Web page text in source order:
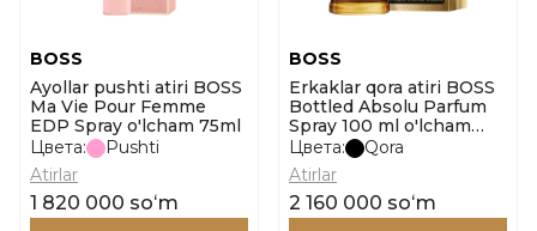
BOSS
Ayollar pushti atiri BOSS
Ma Vie Pour Femme
EDP Spray o'lcham 75ml
Цвета:
Pushti
Atirlar
1 820 000 soʻm
BOSS
Erkaklar qora atiri BOSS
Bottled Absolu Parfum
Spray 100 ml o'lcham
100ml
Цвета:
Qora
Atirlar
2 160 000 soʻm